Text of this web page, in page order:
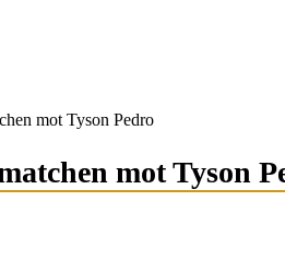
mot Tyson Pedro
mot Tyson